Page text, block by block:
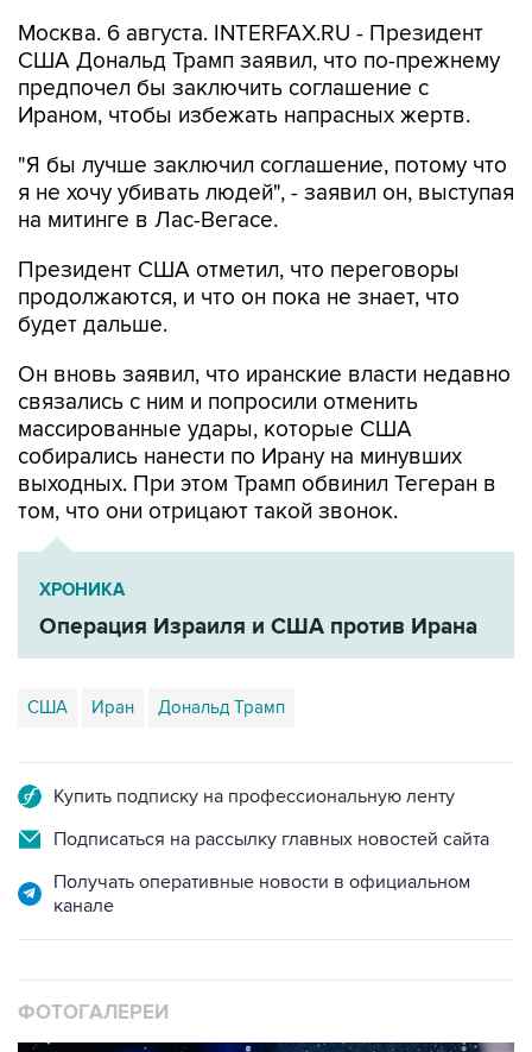
Москва. 6 августа. INTERFAX.RU - Президент
США Дональд Трамп заявил, что по-прежнему
предпочел бы заключить соглашение с
Ираном, чтобы избежать напрасных жертв.
"Я бы лучше заключил соглашение, потому что
я не хочу убивать людей", - заявил он, выступая
на митинге в Лас-Вегасе.
Президент США отметил, что переговоры
продолжаются, и что он пока не знает, что
будет дальше.
Он вновь заявил, что иранские власти недавно
связались с ним и попросили отменить
массированные удары, которые США
собирались нанести по Ирану на минувших
выходных. При этом Трамп обвинил Тегеран в
том, что они отрицают такой звонок.
ХРОНИКА
Операция Израиля и США против Ирана
США Иран Дональд Трамп
Купить подписку на профессиональную ленту
Подписаться на рассылку главных новостей сайта
Получать оперативные новости в официальном
канале
ФОТОГАЛЕРЕИ